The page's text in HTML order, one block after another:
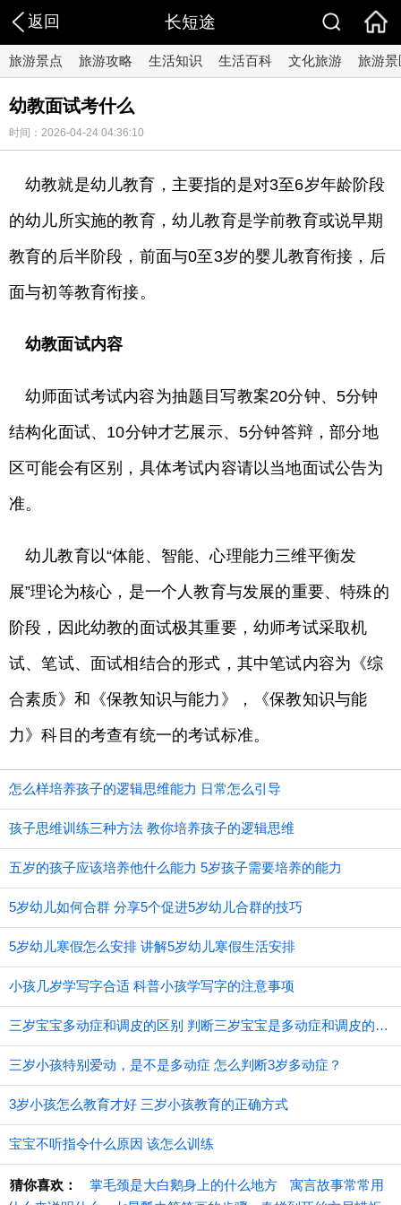
返回 长短途
旅游景点 旅游攻略 生活知识 生活百科 文化旅游 旅游景
幼教面试考什么
时间：2026-04-24 04:36:10
幼教就是幼儿教育，主要指的是对3至6岁年龄阶段
的幼儿所实施的教育，幼儿教育是学前教育或说早期
教育的后半阶段，前面与0至3岁的婴儿教育衔接，后
面与初等教育衔接。
幼教面试内容
幼师面试考试内容为抽题目写教案20分钟、5分钟
结构化面试、10分钟才艺展示、5分钟答辩，部分地
区可能会有区别，具体考试内容请以当地面试公告为
准。
幼儿教育以“体能、智能、心理能力三维平衡发
展”理论为核心，是一个人教育与发展的重要、特殊的
阶段，因此幼教的面试极其重要，幼师考试采取机
试、笔试、面试相结合的形式，其中笔试内容为《综
合素质》和《保教知识与能力》，《保教知识与能
力》科目的考查有统一的考试标准。
怎么样培养孩子的逻辑思维能力 日常怎么引导
孩子思维训练三种方法 教你培养孩子的逻辑思维
五岁的孩子应该培养他什么能力 5岁孩子需要培养的能力
5岁幼儿如何合群 分享5个促进5岁幼儿合群的技巧
5岁幼儿寒假怎么安排 讲解5岁幼儿寒假生活安排
小孩几岁学写字合适 科普小孩学写字的注意事项
三岁宝宝多动症和调皮的区别 判断三岁宝宝是多动症和调皮的方法
三岁小孩特别爱动，是不是多动症 怎么判断3岁多动症？
3岁小孩怎么教育才好 三岁小孩教育的正确方式
宝宝不听指令什么原因 该怎么训练
猜你喜欢： 掌毛颈是大白鹅身上的什么地方
寓言故事常常用